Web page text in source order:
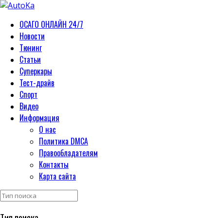
ОСАГО ОНЛАЙН 24/7
Новости
Тюнинг
Статьи
Суперкары
Тест-драйв
Спорт
Видео
Информация
О нас
Политика DMCA
Правообладателям
Контакты
Карта сайта